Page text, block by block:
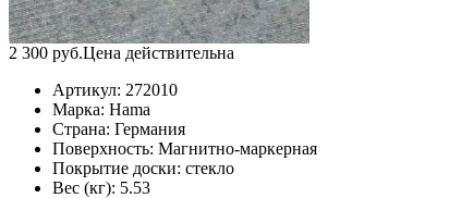
2 300 руб.Цена действительна
Артикул: 272010
Марка: Hama
Страна: Германия
Поверхность: Магнитно-маркерная
Покрытие доски: стекло
Вес (кг): 5.53